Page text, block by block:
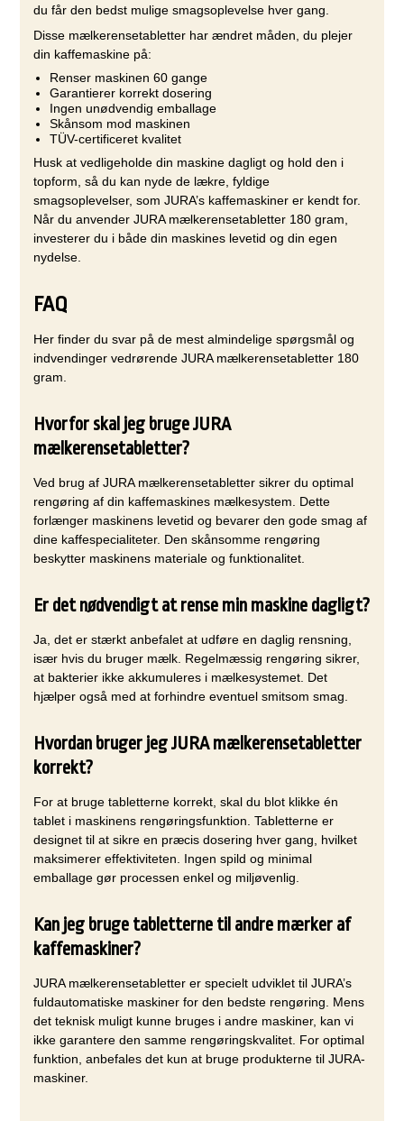
du får den bedst mulige smagsoplevelse hver gang.
Disse mælkerensetabletter har ændret måden, du plejer
din kaffemaskine på:
Renser maskinen 60 gange
Garantierer korrekt dosering
Ingen unødvendig emballage
Skånsom mod maskinen
TÜV-certificeret kvalitet
Husk at vedligeholde din maskine dagligt og hold den i
topform, så du kan nyde de lækre, fyldige
smagsoplevelser, som JURA’s kaffemaskiner er kendt for.
Når du anvender JURA mælkerensetabletter 180 gram,
investerer du i både din maskines levetid og din egen
nydelse.
FAQ
Her finder du svar på de mest almindelige spørgsmål og
indvendinger vedrørende JURA mælkerensetabletter 180
gram.
Hvorfor skal jeg bruge JURA
mælkerensetabletter?
Ved brug af JURA mælkerensetabletter sikrer du optimal
rengøring af din kaffemaskines mælkesystem. Dette
forlænger maskinens levetid og bevarer den gode smag af
dine kaffespecialiteter. Den skånsomme rengøring
beskytter maskinens materiale og funktionalitet.
Er det nødvendigt at rense min maskine dagligt?
Ja, det er stærkt anbefalet at udføre en daglig rensning,
især hvis du bruger mælk. Regelmæssig rengøring sikrer,
at bakterier ikke akkumuleres i mælkesystemet. Det
hjælper også med at forhindre eventuel smitsom smag.
Hvordan bruger jeg JURA mælkerensetabletter
korrekt?
For at bruge tabletterne korrekt, skal du blot klikke én
tablet i maskinens rengøringsfunktion. Tabletterne er
designet til at sikre en præcis dosering hver gang, hvilket
maksimerer effektiviteten. Ingen spild og minimal
emballage gør processen enkel og miljøvenlig.
Kan jeg bruge tabletterne til andre mærker af
kaffemaskiner?
JURA mælkerensetabletter er specielt udviklet til JURA’s
fuldautomatiske maskiner for den bedste rengøring. Mens
det teknisk muligt kunne bruges i andre maskiner, kan vi
ikke garantere den samme rengøringskvalitet. For optimal
funktion, anbefales det kun at bruge produkterne til JURA-
maskiner.